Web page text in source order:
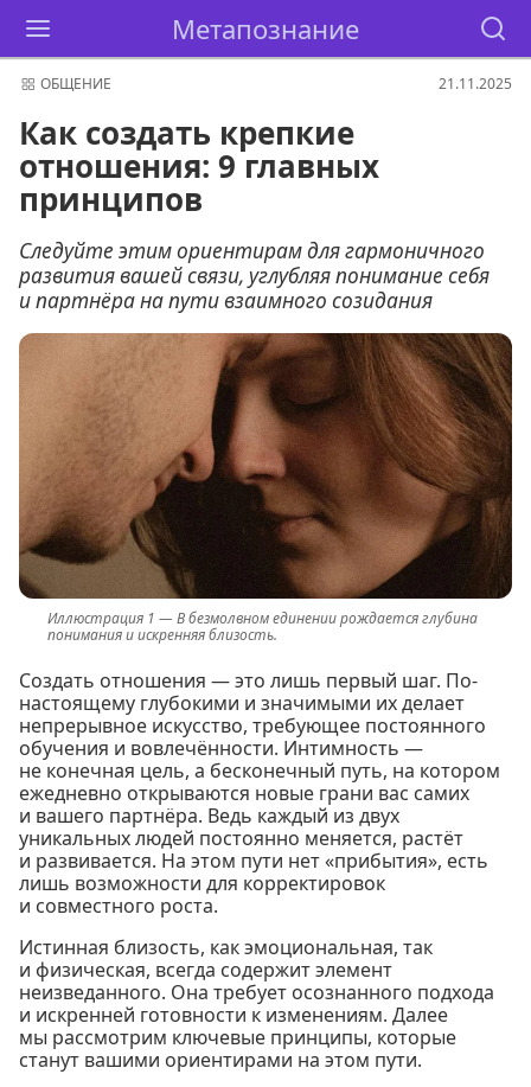
Метапознание
ОБЩЕНИЕ 21.11.2025
Как создать крепкие
отношения: 9 главных
принципов
Следуйте этим ориентирам для гармоничного
развития вашей связи, углубляя понимание себя
и партнёра на пути взаимного созидания
В безмолвном единении рождается глубина
понимания и искренняя близость.
Создать отношения — это лишь первый шаг. По-
настоящему глубокими и значимыми их делает
непрерывное искусство, требующее постоянного
обучения и вовлечённости. Интимность —
не конечная цель, а бесконечный путь, на котором
ежедневно открываются новые грани вас самих
и вашего партнёра. Ведь каждый из двух
уникальных людей постоянно меняется, растёт
и развивается. На этом пути нет «прибытия», есть
лишь возможности для корректировок
и совместного роста.
Истинная близость, как эмоциональная, так
и физическая, всегда содержит элемент
неизведанного. Она требует осознанного подхода
и искренней готовности к изменениям. Далее
мы рассмотрим ключевые принципы, которые
станут вашими ориентирами на этом пути.